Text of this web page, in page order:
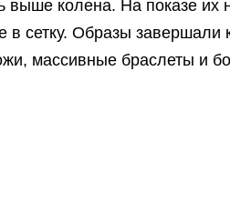
выше колена. На показе их
сетку. Образы завершали
массивные браслеты и